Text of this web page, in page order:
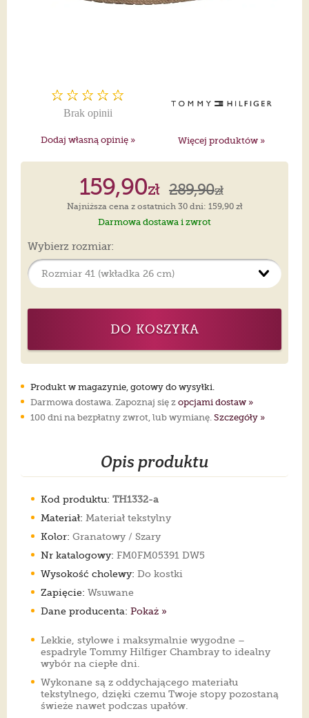
Brak opinii
Dodaj własną opinię » Więcej produktów »
159,90zł 289,90zł
Najniższa cena z ostatnich 30 dni: 159,90 zł
Darmowa dostawa i zwrot
Wybierz rozmiar:
DO KOSZYKA
Produkt w magazynie, gotowy do wysyłki.
Darmowa dostawa. Zapoznaj się z opcjami dostaw »
100 dni na bezpłatny zwrot, lub wymianę. Szczegóły »
Opis produktu
Kod produktu: TH1332-a
Materiał: Materiał tekstylny
Kolor: Granatowy / Szary
Nr katalogowy: FM0FM05391 DW5
Wysokość cholewy: Do kostki
Zapięcie: Wsuwane
Dane producenta: Pokaż »
Lekkie, stylowe i maksymalnie wygodne –
espadryle Tommy Hilfiger Chambray to idealny
wybór na ciepłe dni.
Wykonane są z oddychającego materiału
tekstylnego, dzięki czemu Twoje stopy pozostaną
świeże nawet podczas upałów.